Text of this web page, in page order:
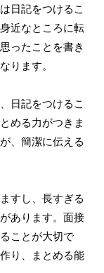
日記をつけるこ
近なところに転
ったことを書き
ります。
日記をつけるこ
める力がつきま
、簡潔に伝える
すし、長すぎる
あります。面接
ことが大切で
り、まとめる能